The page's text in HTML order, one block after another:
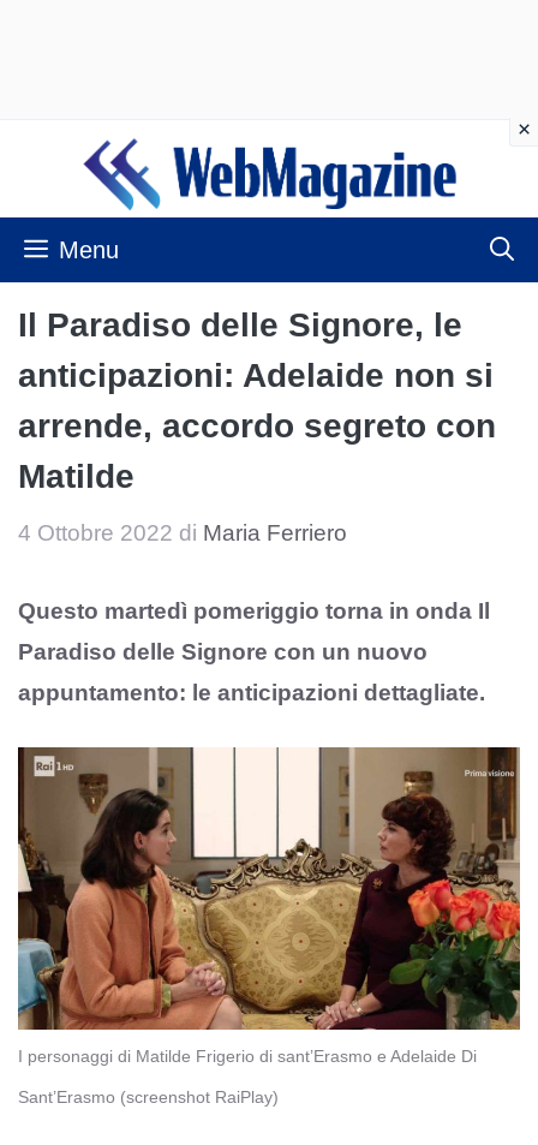
contenuto
Menu
Il Paradiso delle Signore, le
anticipazioni: Adelaide non si
arrende, accordo segreto con
Matilde
4 Ottobre 2022 di Maria Ferriero
Questo martedì pomeriggio torna in onda Il
Paradiso delle Signore con un nuovo
appuntamento: le anticipazioni dettagliate.
I personaggi di Matilde Frigerio di sant’Erasmo e Adelaide Di
Sant’Erasmo (screenshot RaiPlay)